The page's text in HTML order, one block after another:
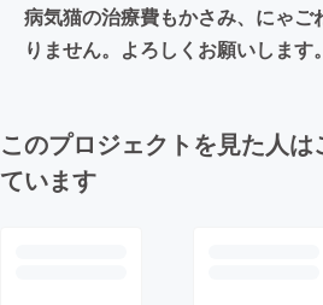
病気猫の治療費もかさみ、にゃご
りません。よろしくお願いします。
このプロジェクトを見た人
ています